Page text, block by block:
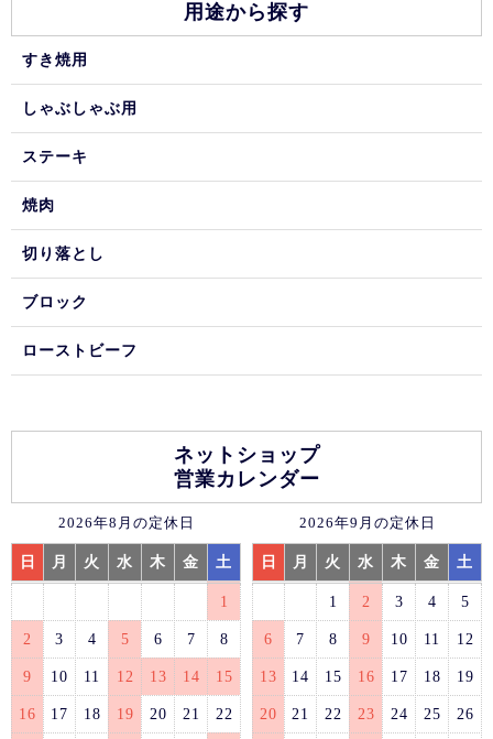
用途から探す
すき焼用
しゃぶしゃぶ用
ステーキ
焼肉
切り落とし
ブロック
ローストビーフ
ネットショップ
営業カレンダー
2026年8月の定休日
日 月 火 水 木 金 土
1
2 3 4 5 6 7 8
9 10 11 12 13 14 15
16 17 18 19 20 21 22
2026年9月の定休日
日 月 火 水 木 金 土
1 2 3 4 5
6 7 8 9 10 11 12
13 14 15 16 17 18 19
20 21 22 23 24 25 26